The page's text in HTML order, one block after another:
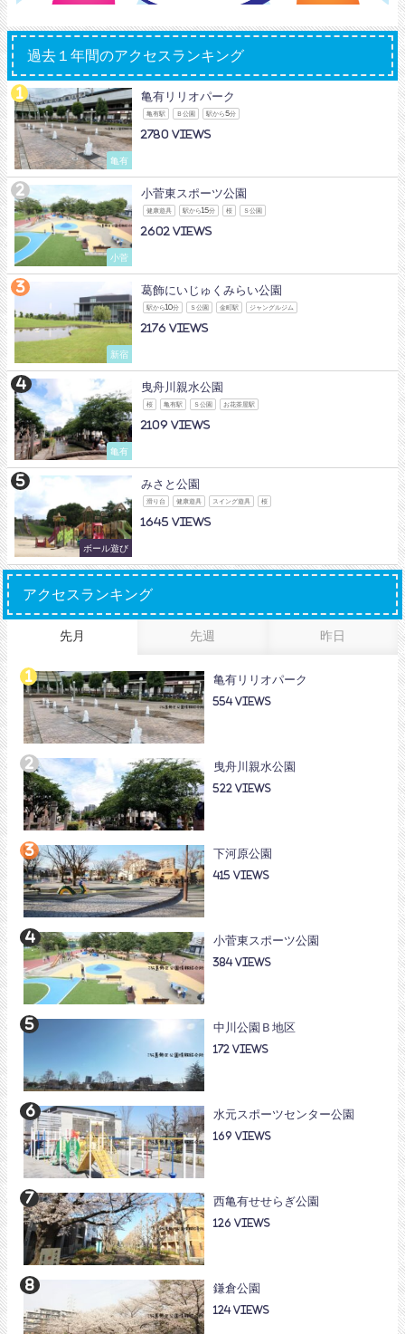
過去１年間のアクセスランキング
亀有
亀有リリオパーク
亀有駅 Ｂ公園 駅から5分
2780
小菅
小菅東スポーツ公園
健康遊具 駅から15分 桜 Ｓ公園
2602
新宿
葛飾にいじゅくみらい公園
駅から10分 Ｓ公園 金町駅 ジャングルジム
2176
亀有
曳舟川親水公園
桜 亀有駅 Ｓ公園 お花茶屋駅
2109
ボール遊び
みさと公園
滑り台 健康遊具 スイング遊具 桜
1645
アクセスランキング
先月 先週 昨日
亀有リリオパーク
554
曳舟川親水公園
522
下河原公園
415
小菅東スポーツ公園
384
中川公園Ｂ地区
172
水元スポーツセンター公園
169
西亀有せせらぎ公園
126
鎌倉公園
124